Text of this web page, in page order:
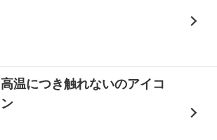
高温につき触れないのアイコ
ン